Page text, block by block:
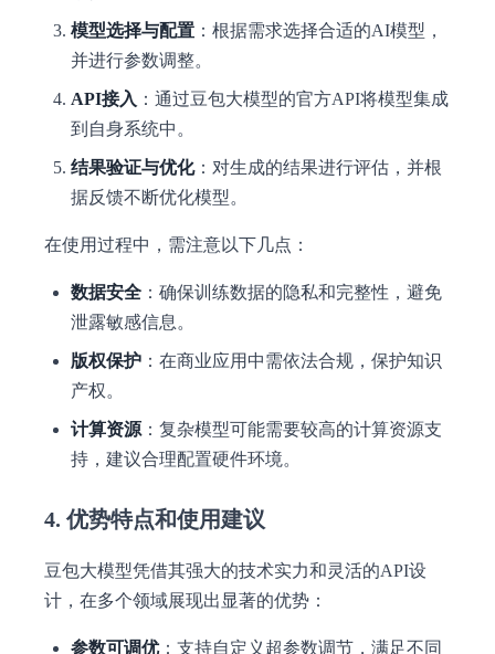
模型选择与配置 ：根据需求选择合适的AI模型，
并进行参数调整。
API接入 ：通过豆包大模型的官方API将模型集成
到自身系统中。
结果验证与优化：对生成的结果进行评估，并根
据反馈不断优化模型。
在使用过程中，需注意以下几点：
数据安全 ：确保训练数据的隐私和完整性，避免
泄露敏感信息。
版权保护 ：在商业应用中需依法合规，保护知识
产权。
计算资源 ：复杂模型可能需要较高的计算资源支
持，建议合理配置硬件环境。
4. 优势特点和使用建议
豆包大模型凭借其强大的技术实力和灵活的API设
计，在多个领域展现出显著的优势：
参数可调优：支持自定义超参数调节，满足不同